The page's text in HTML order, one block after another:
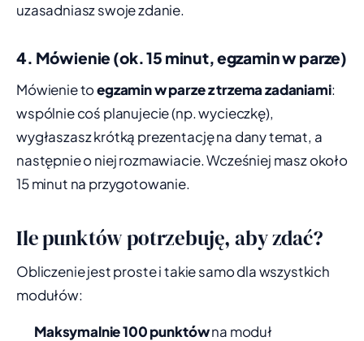
uzasadniasz swoje zdanie.
4. Mówienie (ok. 15 minut, egzamin w parze)
Mówienie toegzamin w parze z trzema zadaniami:
wspólnie coś planujecie (np. wycieczkę),
wygłaszasz krótką prezentację na dany temat, a
następnie o niej rozmawiacie. Wcześniej masz około
15 minut na przygotowanie.
Ile punktów potrzebuję, aby zdać?
Obliczenie jest proste i takie samo dla wszystkich
modułów:
Maksymalnie 100 punktówna moduł